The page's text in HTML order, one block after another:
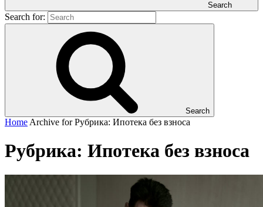
Search
Search for:
Search
Home Archive forРубрика: Ипотека без взноса
Рубрика: Ипотека без взноса